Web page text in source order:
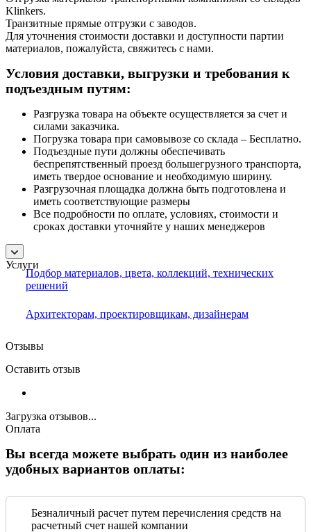
Klinkers.
Транзитные прямые отгрузки с заводов.
Для уточнения стоимости доставки и доступности партии
материалов, пожалуйста, свяжитесь с нами.
Условия доставки, выгрузки и требования к
подъездным путям:
Разгрузка товара на объекте осуществляется за счет и
силами заказчика.
Погрузка товара при самовывозе со склада – Бесплатно.
Подъездные пути должны обеспечивать
беспрепятственный проезд большегрузного транспорта,
иметь твердое основание и необходимую ширину.
Разгрузочная площадка должна быть подготовлена и
иметь соответствующие размеры
Все подробности по оплате, условиях, стоимости и
сроках доставки уточняйте у наших менеджеров
Услуги
Подбор материалов, цвета, коллекций, технических
решений
Архитекторам, проектировщикам, дизайнерам
Отзывы
Оставить отзыв
Загрузка отзывов...
Оплата
Вы всегда можете выбрать один из наиболее
удобных вариантов оплаты:
Безналичный расчет путем перечисления средств на
расчетный счет нашей компании